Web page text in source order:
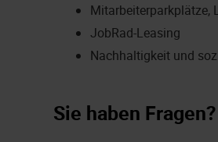
Mitarbeiterparkplätze,
JobRad-Leasing
Nachhaltigkeit und
Sie haben